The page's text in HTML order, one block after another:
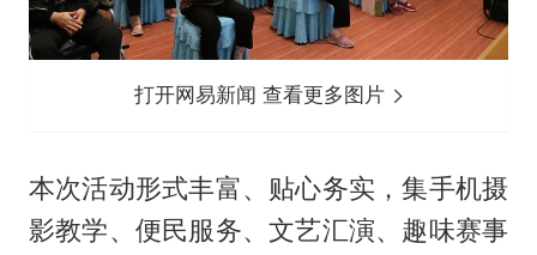
打开网易新闻 查看更多图片
本次活动形式丰富、贴心务实，集手机摄
影教学、便民服务、文艺汇演、趣味赛事